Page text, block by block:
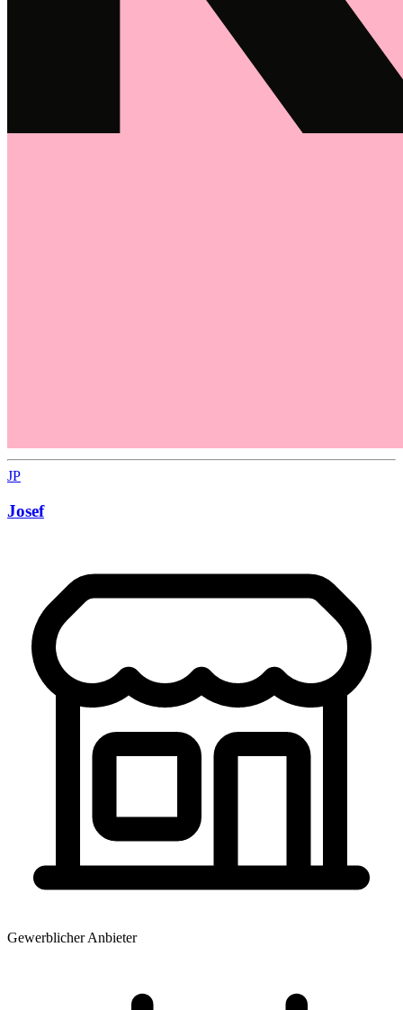
JP
Josef
Gewerblicher Anbieter